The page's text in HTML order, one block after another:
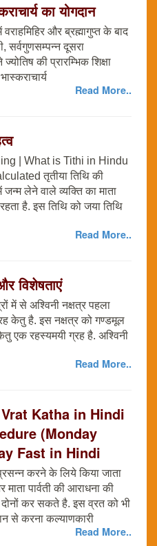
का योगदान
और ब्रह्मागुप्त के बाद
सर्वगुणसम्पन्न दूसरा
की प्रारम्भिक शिक्षा
Read More..
| What is Tithi in Hindu
तृतीया तिथि की
जन्म लेने वाले व्यक्ति का माता
है. इस तिथि को जया तिथि
Read More..
विशेषताएं
में से अश्विनी नक्षत्र पहला
केतु है. इस नक्षत्र को गण्डमूल
एक रहस्यमयी ग्रह है. अश्विनी
Read More..
Vrat Katha in Hindi
(Monday
Fast in Hindi
करने के लिये किया जाता
पार्वती की आराधना की
कर सकते है. इस व्रत को भी
से करना कल्याणकारी
Read More..